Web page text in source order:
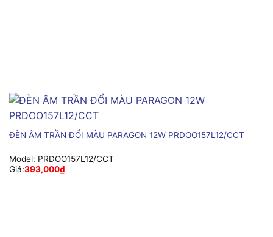
ĐÈN ÂM TRẦN ĐỔI MÀU PARAGON 12W PRDOO157L12/CCT
Model: PRDOO157L12/CCT
Giá:393,000₫